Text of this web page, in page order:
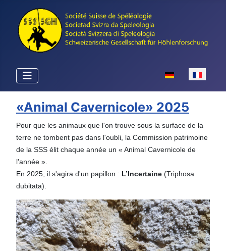
Sélectionnez
«Animal Cavernicole» 2025
Pour que les animaux que l'on trouve sous la surface de la
terre ne tombent pas dans l'oubli, la Commission patrimoine
de la SSS élit chaque année un « Animal Cavernicole de
l'année ».
En 2025, il s'agira d'un papillon : L’Incertaine (Triphosa
dubitata).